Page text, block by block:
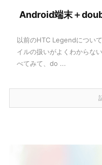
Android端末＋
以前のHTC Legendについ
イルの扱いがよくわからな
べてみて、do ...